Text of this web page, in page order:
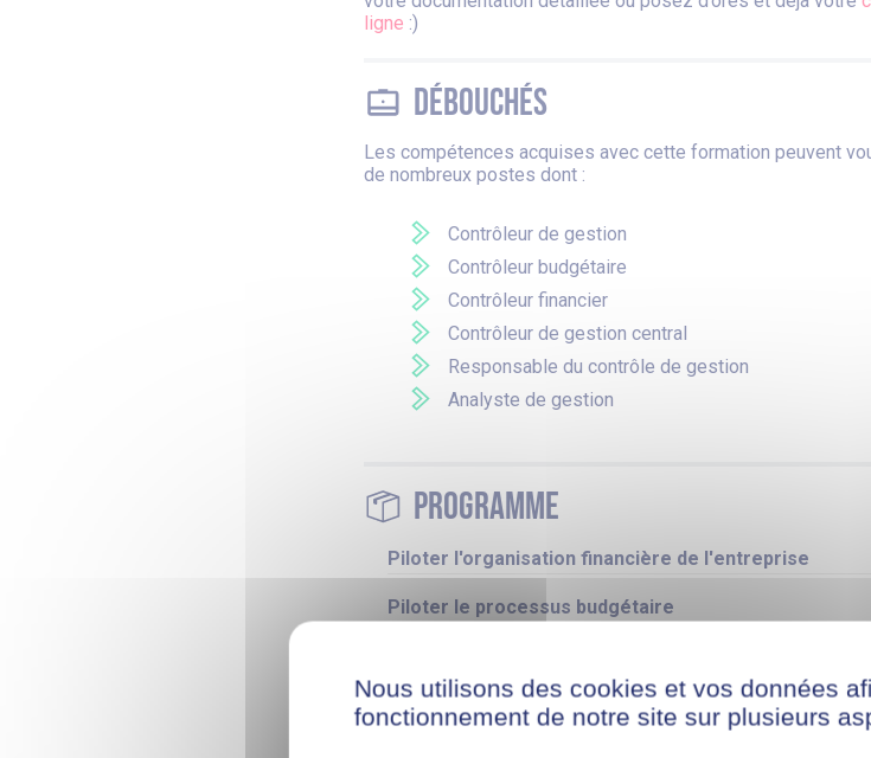
ligne :)
Débouchés
Les compétences acquises avec cette formation peuvent
de nombreux postes dont :
Contrôleur de gestion
Contrôleur budgétaire
Contrôleur financier
Contrôleur de gestion central
Responsable du contrôle de gestion
Analyste de gestion
Programme
Piloter l'organisation financière de l'entreprise
Piloter le processus budgétaire
l’entreprise
Nous utilisons des cookies et vos données
fonctionnement de notre site sur plusieurs